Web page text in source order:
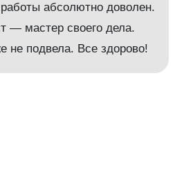
абсолютно доволен.
— мастер своего дела.
не подвела. Все здорово!